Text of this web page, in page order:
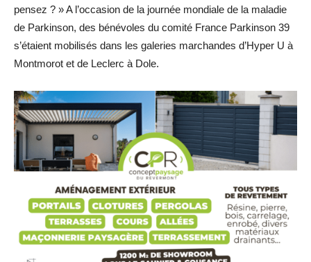
pensez ? » A l’occasion de la journée mondiale de la maladie
de Parkinson, des bénévoles du comité France Parkinson 39
s’étaient mobilisés dans les galeries marchandes d’Hyper U à
Montmorot et de Leclerc à Dole.